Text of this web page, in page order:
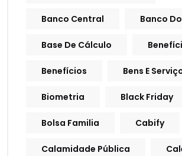
Banco Central Banco
Base De Cálculo
Benefícios Bens E
Biometria Black Friday
Bolsa Familia Cabify
Calamidade Pública